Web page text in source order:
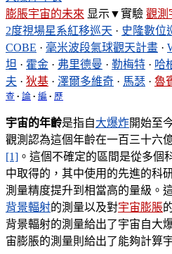
膨脹宇宙的未來 显示▼實驗 觀測
2度視場星系紅移巡天 · 史隆數位
COBE · 毫米波段氣球觀天計畫 ·
坦 · 霍金 · 弗里德曼 · 勒梅特 · 哈
夫 · 狄基 · 澤爾多維奇 · 馬瑟 · 魯
查 • 論 • 編 • 歷
宇宙的年齡是指自大爆炸開始至
觀測認為這個年齡在一百三十六
[1] 。這個不確定的區間是從多個
中取得的，其中使用的先進的科
測量精度提升到相當高的量級。
背景輻射的測量以及對宇宙膨脹
背景輻射的測量給出了宇宙自大
宙膨脹的測量則給出了能夠計算